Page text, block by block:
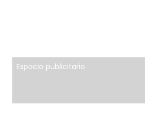
Espacio publicitario